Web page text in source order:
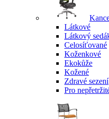
Látkové
Látkový
Celosíťované
Koženkové
Ekokůže
Kožené
Zdravé sezení
Pro